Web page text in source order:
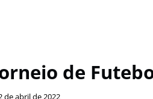
de
de abril de 2022